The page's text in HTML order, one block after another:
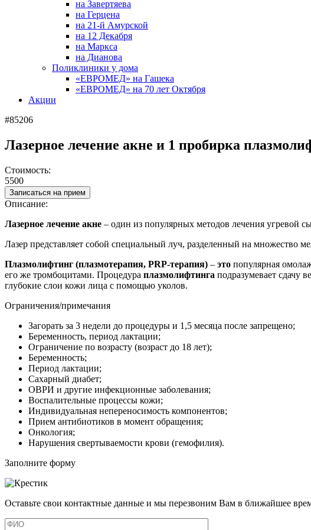
на Завертяева
на Герцена
на 21-й Амурской
на 12 Декабря
на Маркса
на Дианова
Поликлиники у дома
«ЕВРОМЕД» на Гашека
«ЕВРОМЕД» на 70 лет Октября
Акции
#85206
Лазерное лечение акне и 1 пробирка
Стоимость:
5500
Записаться на прием
Описание:
Лазерное лечение акне – один из популярных методов лечения угревой
Лазер представляет собой специальный луч, разделенный на множество
Плазмолифтинг (плазмотерапия, PRP-терапия) – это популярная
его же тромбоцитами. Процедура плазмолифтинга подразумевает сдачу
глубокие слои кожи лица с помощью уколов.
Ограничения/примечания
Загорать за 3 недели до процедуры и 1,5 месяца после запрещено;
Беременность, период лактации;
Ограничение по возрасту (возраст до 18 лет);
Беременность;
Период лактации;
Сахарный диабет;
ОВРИ и другие инфекционные заболевания;
Воспалительные процессы кожи;
Индивидуальная непереносимость компонентов;
Прием антибиотиков в момент обращения;
Онкология;
Нарушения свертываемости крови (гемофилия).
Заполните форму
Оставьте свои контактные данные и мы перезвоним Вам в ближайшее